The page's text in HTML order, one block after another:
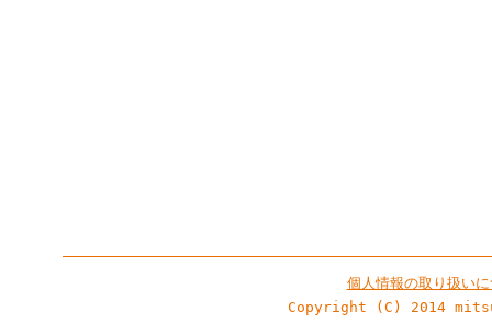
個人情報の取り扱い
Copyright (C) 2014